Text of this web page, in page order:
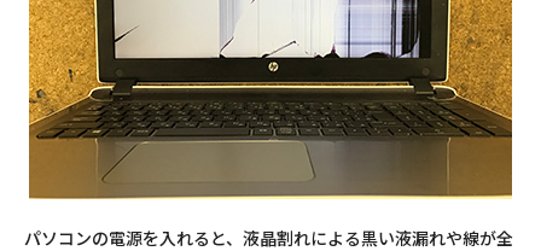
パソコンの電源を入れると、液晶割れによる黒い液漏れや線が全